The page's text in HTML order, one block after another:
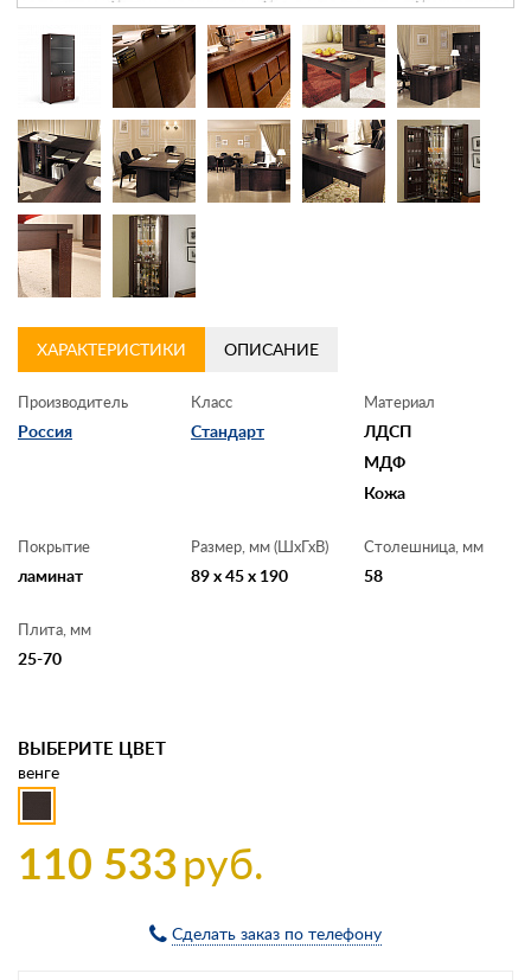
ХАРАКТЕРИСТИКИ ОПИСАНИЕ
Производитель
Россия
Класс
Стандарт
Материал
ЛДСП
МДФ
Кожа
Покрытие
ламинат
Размер, мм (ШхГхВ)
89 x 45 x 190
Столешница, мм
58
Плита, мм
25-70
ВЫБЕРИТЕ ЦВЕТ
венге
110 533руб.
Сделать заказ по телефону